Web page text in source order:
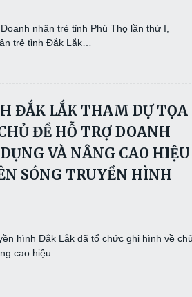
nhân trẻ tỉnh Phú Thọ lần thứ I,
trẻ tỉnh Đắk Lắk…
ĐẮK LẮK THAM DỰ TỌA
ĐỀ HỖ TRỢ DOANH
VÀ NÂNG CAO HIỆU
SÓNG TRUYỀN HÌNH
hình Đắk Lắk đã tổ chức ghi hình về chủ
cao hiệu…